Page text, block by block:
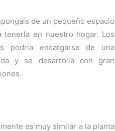
de un pequeño espacio
en nuestro hogar. Los
podría encargarse de una
y se desarrolla con gran
es muy similar a la planta